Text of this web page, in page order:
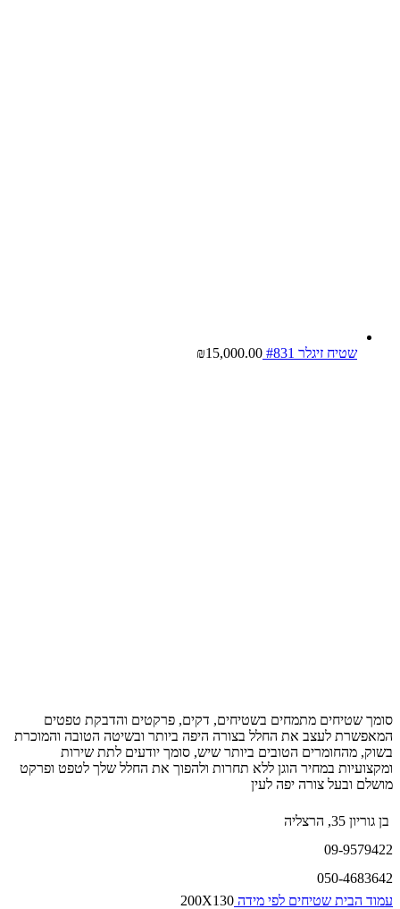
שטיח זיגלר #831 ₪15,000.00
סומך שטיחים מתמחים בשטיחים, דקים, פרקטים והדבקת טפטים
המאפשרת לעצב את החלל בצורה היפה ביותר ובשיטה הטובה והמוכרת
בשוק, מהחומרים הטובים ביותר שיש, סומך יודעים לתת שירות
ומקצועיות במחיר הוגן ללא תחרות ולהפוך את החלל שלך לטפט ופרקט
מושלם ובעל צורה יפה לעין
בן גוריון 35, הרצליה
09-9579422
050-4683642
עמוד הבית שטיחים לפי מידה 200X130